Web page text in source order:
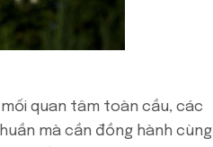
quan tâm toàn cầu, các
mà cần đồng hành cùng